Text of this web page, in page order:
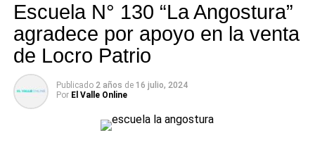
Escuela N° 130 “La Angostura”
agradece por apoyo en la venta
de Locro Patrio
Publicado 2 años de 16 julio, 2024
Por El Valle Online